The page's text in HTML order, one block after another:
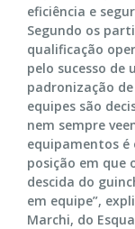
eficiência e
Segundo os
qualificação
pelo sucesso de
padronização
equipes são
nem sempre
equipamentos
posição em que
descida do
em equipe”,
Marchi, do